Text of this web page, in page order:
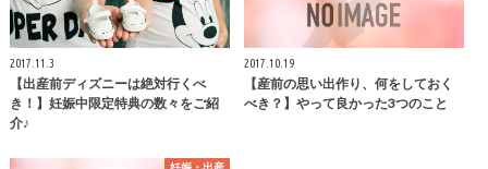
2017.11.3
【出産前ディズニーは絶対行くべ
き！】妊娠中限定特典の数々をご紹
介♪
2017.10.19
【産前の思い出作り、何をしておく
べき？】やって良かった3つのこと